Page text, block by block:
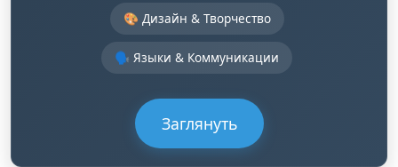
🎨 Дизайн & Творчество
🗣️ Языки & Коммуникации
Заглянуть